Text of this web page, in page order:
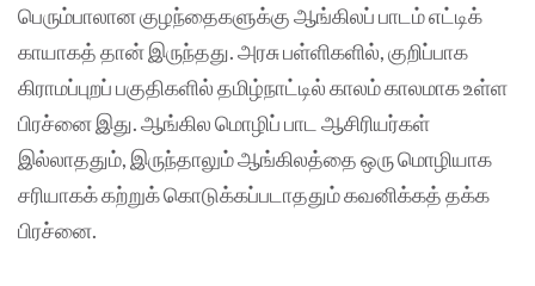
பெரும்பாலான குழந்தைகளுக்கு ஆங்கிலப் பாடம் எட்டிக்
காயாகத் தான் இருந்தது. அரசு பள்ளிகளில், குறிப்பாக
கிராமப்புறப் பகுதிகளில் தமிழ்நாட்டில் காலம் காலமாக உள்ள
பிரச்னை இது. ஆங்கில மொழிப் பாட ஆசிரியர்கள்
இல்லாததும், இருந்தாலும் ஆங்கிலத்தை ஒரு மொழியாக
சரியாகக் கற்றுக் கொடுக்கப்படாததும் கவனிக்கத் தக்க
பிரச்னை.